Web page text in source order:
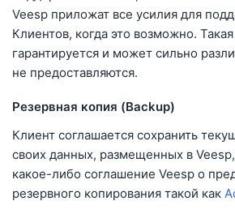
Veesp приложат все усилия для
Клиентов, когда это возможно.
гарантируется и может сильно
не предоставляются.
Резервная копия (Backup)
Клиент соглашается сохранить
своих данных, размещенных в
какое-либо соглашение Veesp о
резервного копирования такой как